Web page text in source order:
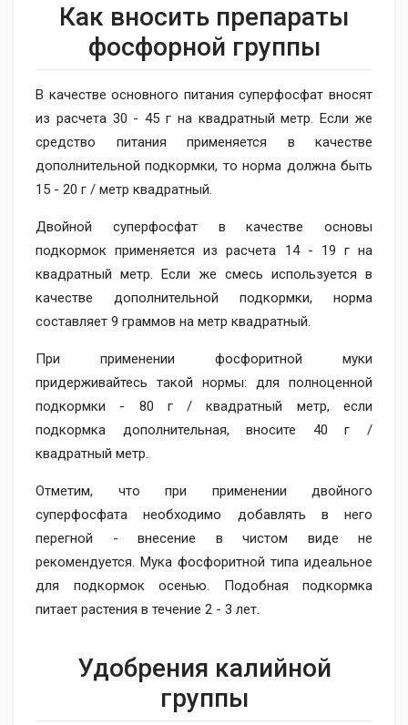
Как вносить препараты
фосфорной группы
В качестве основного питания суперфосфат вносят
из расчета 30 - 45 г на квадратный метр. Если же
средство питания применяется в качестве
дополнительной подкормки, то норма должна быть
15 - 20 г / метр квадратный.
Двойной суперфосфат в качестве основы
подкормок применяется из расчета 14 - 19 г на
квадратный метр. Если же смесь используется в
качестве дополнительной подкормки, норма
составляет 9 граммов на метр квадратный.
При применении фосфоритной муки
придерживайтесь такой нормы: для полноценной
подкормки - 80 г / квадратный метр, если
подкормка дополнительная, вносите 40 г /
квадратный метр.
Отметим, что при применении двойного
суперфосфата необходимо добавлять в него
перегной - внесение в чистом виде не
рекомендуется. Мука фосфоритной типа идеальное
для подкормок осенью. Подобная подкормка
питает растения в течение 2 - 3 лет.
Удобрения калийной
группы